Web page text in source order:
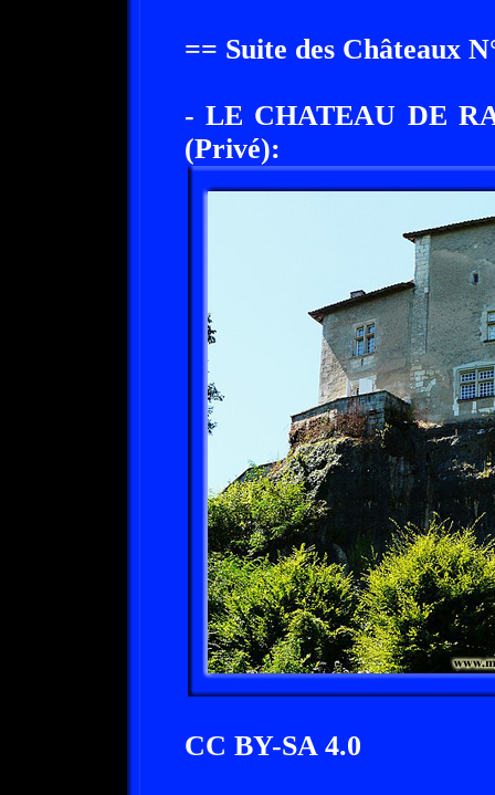
== Suite des Châteaux
- LE CHATEAU DE
(Privé):
CC BY-SA 4.0